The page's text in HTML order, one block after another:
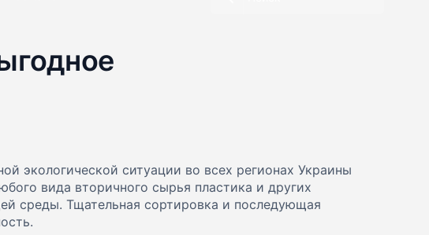
экологической ситуации во всех регионах Украины
вида вторичного сырья пластика и других
среды. Тщательная сортировка и последующая